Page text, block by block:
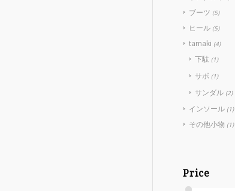
ブーツ (5)
ヒール (5)
tamaki (4)
下駄 (1)
サボ (1)
サンダル (2)
インソール (1)
その他小物 (1)
Price